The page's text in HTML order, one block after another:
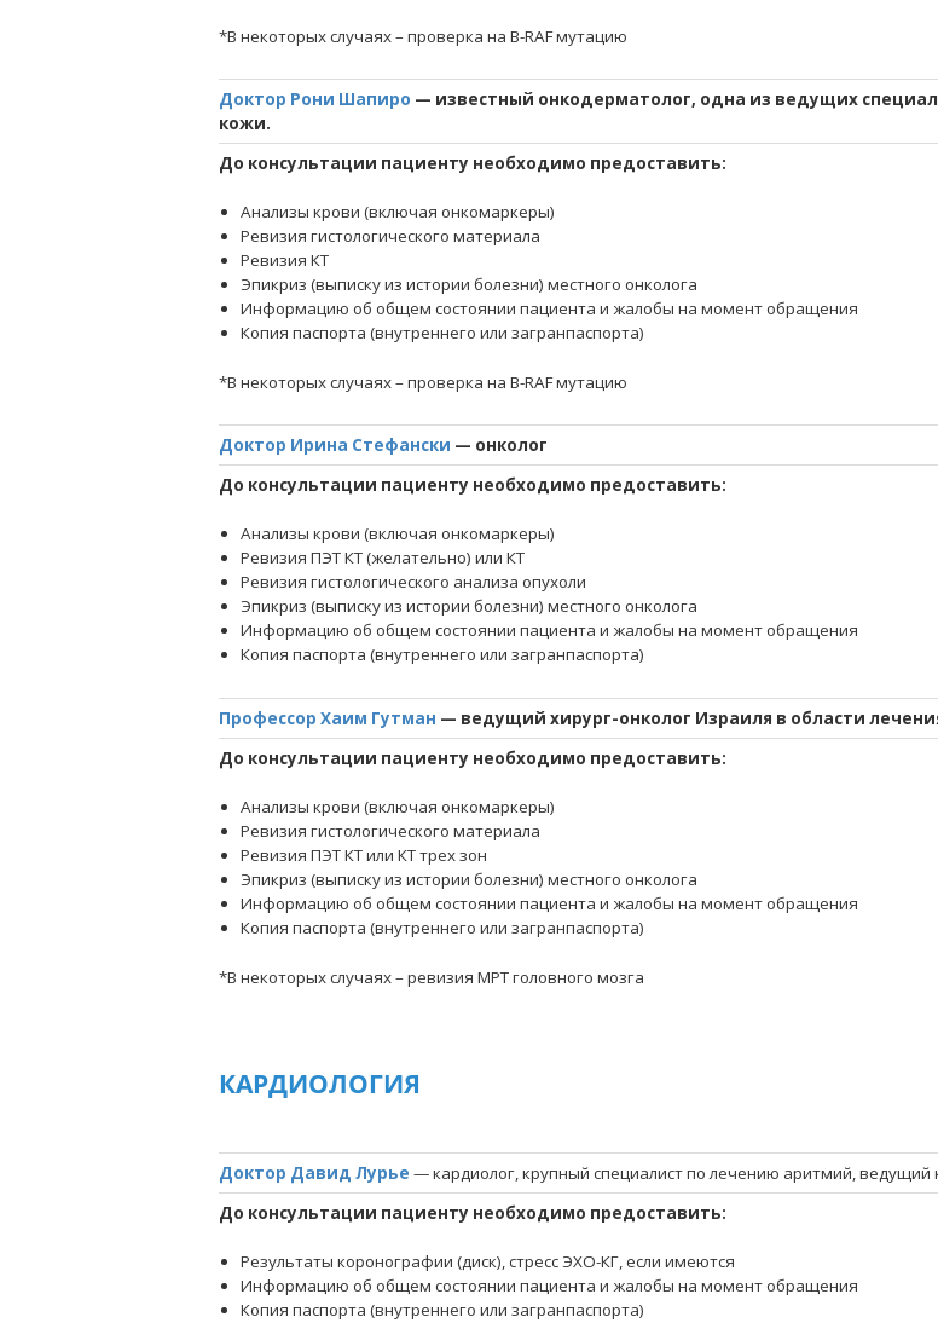
*В некоторых случаях – проверка на B-RAF мутацию
Доктор Рони Шапиро — известный онкодерматолог, одна из ведущих
кожи.
До консультации пациенту необходимо предоставить:
Анализы крови (включая онкомаркеры)
Ревизия гистологического материала
Ревизия КТ
Эпикриз (выписку из истории болезни) местного онколога
Информацию об общем состоянии пациента и жалобы на момент обращения
Копия паспорта (внутреннего или загранпаспорта)
*В некоторых случаях – проверка на B-RAF мутацию
Доктор Ирина Стефански — онколог
До консультации пациенту необходимо предоставить:
Анализы крови (включая онкомаркеры)
Ревизия ПЭТ КТ (желательно) или КТ
Ревизия гистологического анализа опухоли
Эпикриз (выписку из истории болезни) местного онколога
Информацию об общем состоянии пациента и жалобы на момент обращения
Копия паспорта (внутреннего или загранпаспорта)
Профессор Хаим Гутман — ведущий хирург-онколог Израиля в области
До консультации пациенту необходимо предоставить:
Анализы крови (включая онкомаркеры)
Ревизия гистологического материала
Ревизия ПЭТ КТ или КТ трех зон
Эпикриз (выписку из истории болезни) местного онколога
Информацию об общем состоянии пациента и жалобы на момент обращения
Копия паспорта (внутреннего или загранпаспорта)
*В некоторых случаях – ревизия МРТ головного мозга
КАРДИОЛОГИЯ
Доктор Давид Лурье — кардиолог, крупный специалист по лечению аритмий, ведущий
До консультации пациенту необходимо предоставить:
Результаты коронографии (диск), стресс ЭХО-КГ, если имеются
Информацию об общем состоянии пациента и жалобы на момент обращения
Копия паспорта (внутреннего или загранпаспорта)